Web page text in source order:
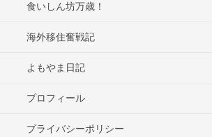
食いしん坊万歳！
海外移住奮戦記
よもやま日記
プロフィール
プライバシーポリシー